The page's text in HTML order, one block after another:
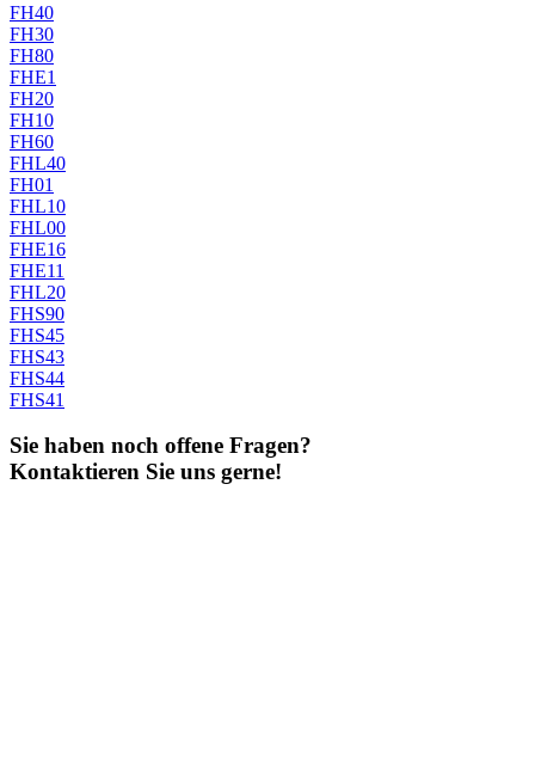
FH40
FH30
FH80
FHE1
FH20
FH10
FH60
FHL40
FH01
FHL10
FHL00
FHE16
FHE11
FHL20
FHS90
FHS45
FHS43
FHS44
FHS41
Sie haben noch offene Fragen?
Kontaktieren Sie uns gerne!